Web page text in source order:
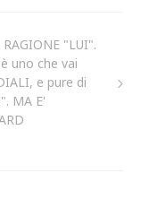
RAGIONE "LUI".
uno che vai
e pure di
MA E'